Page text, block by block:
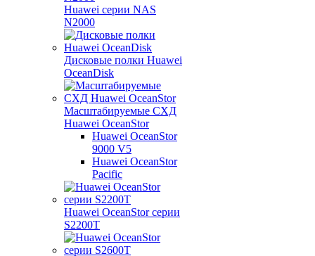
Huawei серии NAS
N2000
Дисковые полки Huawei
OceanDisk
Масштабируемые СХД
Huawei OceanStor
Huawei OceanStor
9000 V5
Huawei OceanStor
Pacific
Huawei OceanStor серии
S2200T